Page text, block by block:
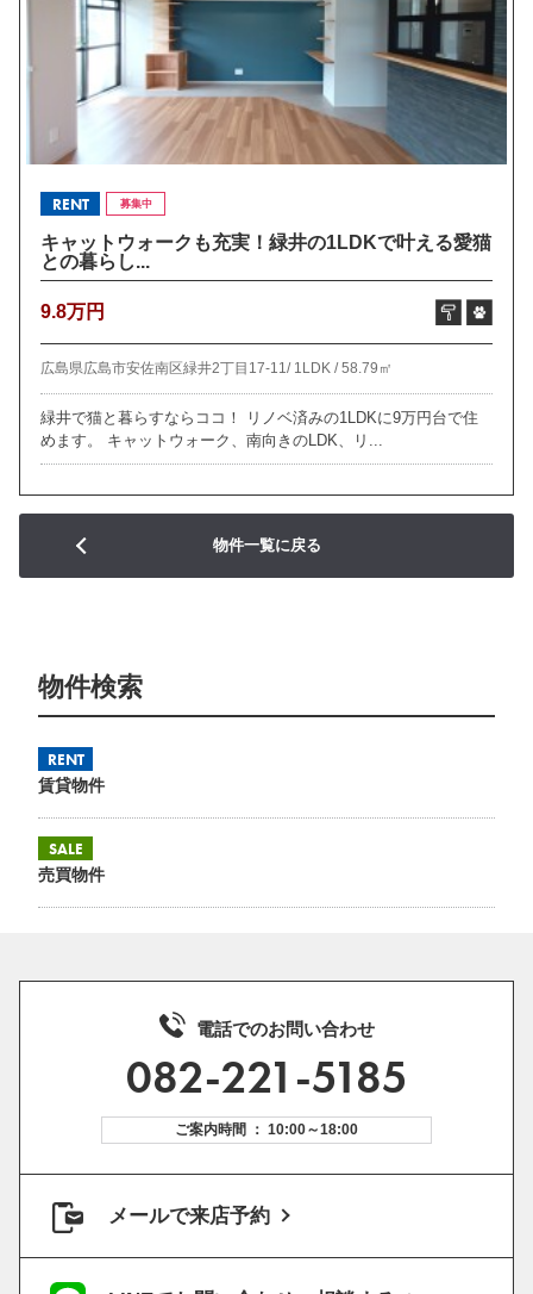
RENT 募集中
キャットウォークも充実！緑井の1LDKで叶える愛猫
との暮らし...
9.8万円
広島県広島市安佐南区緑井2丁目17-11/ 1LDK /58.79㎡
緑井で猫と暮らすならココ！ リノベ済みの1LDKに9万円台で住
めます。 キャットウォーク、南向きのLDK、リ...
物件一覧に戻る
物件検索
RENT
賃貸物件
SALE
売買物件
電話でのお問い合わせ
082-221-5185
ご案内時間 ： 10:00～18:00
メールで来店予約